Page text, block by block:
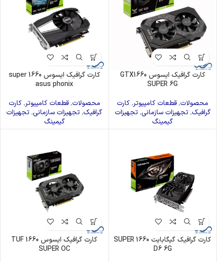
کارت گرافیک ایسوس GTX1660
SUPER 6G
محصولات,قطعات کامپیوتر,کارت
گرافیک,تجهیزات سازمانی,تجهیزات
گیمینگ
کارت گرافیک ایسوس 1660 super
asus phonix
محصولات,قطعات کامپیوتر,کارت
گرافیک,تجهیزات سازمانی,تجهیزات
گیمینگ
کارت گرافیک گیگابایت 1660 SUPER
D6 6G
کارت گرافیک ایسوس 1660 TUF
SUPER OC